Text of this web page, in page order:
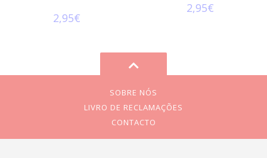
2,95€
2,95€
SOBRE NÓS
LIVRO DE RECLAMAÇÕES
CONTACTO